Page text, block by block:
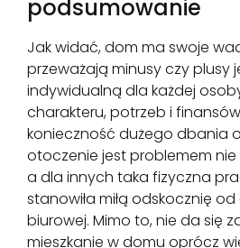
podsumowanie
Jak widać, dom ma swoje
przeważają minusy czy plusy
indywidualną dla każdej
charakteru, potrzeb i
konieczność dużego dbania
otoczenie jest problemem
a dla innych taka fizyczna
stanowiła miłą odskocznię
biurowej. Mimo to, nie da się
mieszkanie w domu oprócz